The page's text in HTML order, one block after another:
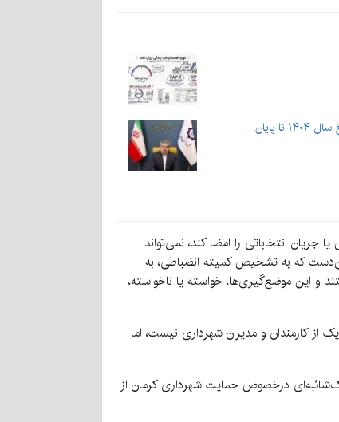
انتخاباتی را امضا کند، نمی‌تواند
که به تشخیص کمیته انضباطی، به
موضع‌گیری‌ها، خواسته یا ناخواسته،
کارمندان و مدیران شهرداری نیست، اما
درخصوص حمایت شهرداری کرمان از